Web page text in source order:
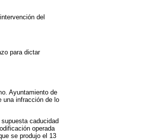
del
para dictar
Ayuntamiento de
una infracción de lo
caducidad
operada
se produjo el 13